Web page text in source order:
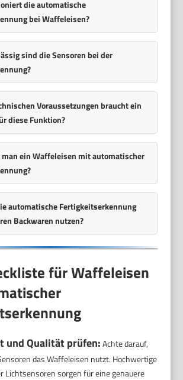
die automatische
bei Waffeleisen?
sind die Sensoren bei der
Voraussetzungen braucht ein
diese Funktion?
ein Waffeleisen mit automatischer
automatische Fertigkeitserkennung
Backwaren nutzen?
für Waffeleisen
und Qualität prüfen:Achte darauf,
das Waffeleisen nutzt. Hochwertige
Lichtsensoren sorgen für eine genauere